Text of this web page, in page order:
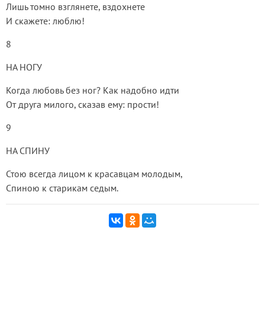
Лишь томно взглянете, вздохнете
И скажете: люблю!
8
НА НОГУ
Когда любовь без ног? Как надобно идти
От друга милого, сказав ему: прости!
9
НА СПИНУ
Стою всегда лицом к красавцам молодым,
Спиною к старикам седым.